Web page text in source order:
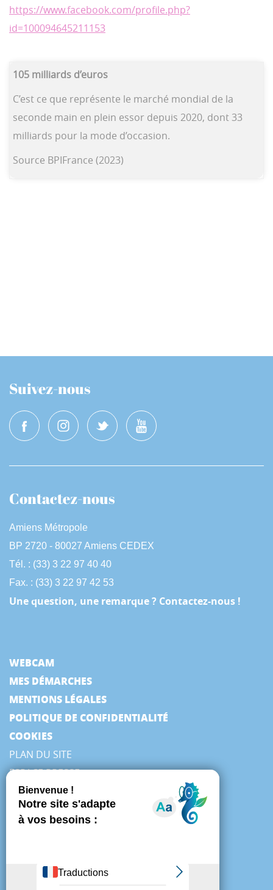
https://www.facebook.com/profile.php?
id=100094645211153
105 milliards d’euros
C’est ce que représente le marché mondial de la
seconde main en plein essor depuis 2020, dont 33
milliards pour la mode d’occasion.
Source BPIFrance (2023)
Suivez-nous
Contactez-nous
Amiens Métropole
BP 2720 - 80027 Amiens CEDEX
Tél. : (33) 3 22 97 40 40
Fax. : (33) 3 22 97 42 53
Une question, une remarque ? Contactez-nous !
WEBCAM
MES DÉMARCHES
MENTIONS LÉGALES
POLITIQUE DE CONFIDENTIALITÉ
COOKIES
PLAN DU SITE
ESPACE PRESSE